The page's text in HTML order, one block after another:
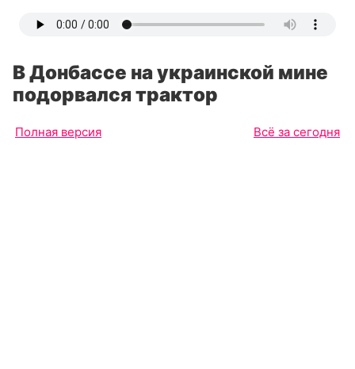
В Донбассе на украинской мине
подорвался трактор
Полная версия Всё за сегодня